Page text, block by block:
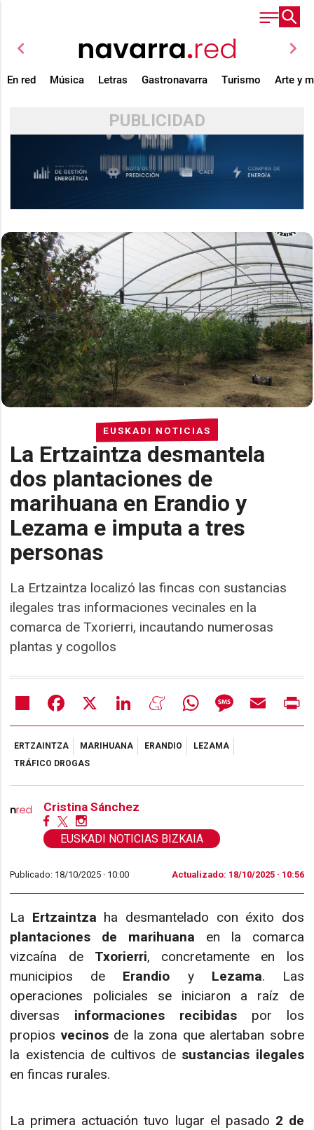
chevron_left chevron_right
En red Música Letras Gastronavarra Turismo Arte y
PUBLICIDAD
EUSKADI NOTICIAS
La Ertzaintza desmantela
dos plantaciones de
marihuana en Erandio y
Lezama e imputa a tres
personas
La Ertzaintza localizó las fincas con sustancias
ilegales tras informaciones vecinales en la
comarca de Txorierri, incautando numerosas
plantas y cogollos
Share Facebook LinkedIn MeneameWhatsAppMessageEmail
ERTZAINTZA MARIHUANA ERANDIO
LEZAMA
TRÁFICO DROGAS
Cristina Sánchez
EUSKADI NOTICIAS BIZKAIA
Publicado: 18/10/2025 · 10:00 Actualizado: 18/10/2025 · 10:56
La Ertzaintza ha desmantelado con éxito dos
plantaciones de marihuana en la comarca
vizcaína de Txorierri, concretamente en los
municipios de Erandio y Lezama. Las
operaciones policiales se iniciaron a raíz de
diversas informaciones recibidas por los
propiosvecinosde la zona que alertaban sobre
la existencia de cultivos de sustancias ilegales
en fincas rurales.
La primera actuación tuvo lugar el pasado 2 de